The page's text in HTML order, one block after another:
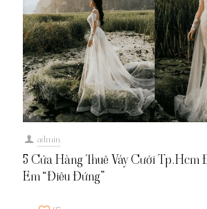
admin
5 Cửa Hàng Thuê Váy Cưới Tp.Hcm
Em “Điêu Đứng”